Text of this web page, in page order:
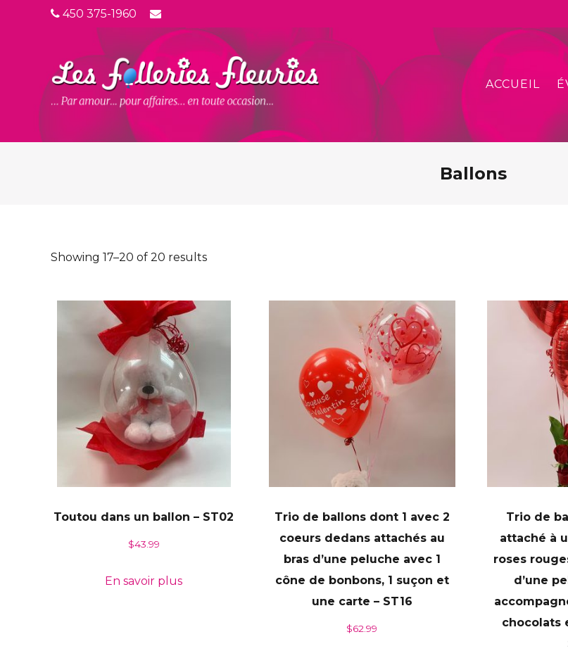
450 375-1960
ACCUEIL
Ballons
Showing 17–20 of 20 results
Toutou dans un ballon – ST02
$43.99
En savoir plus
Trio de ballons dont 1 avec 2
coeurs dedans attachés au
bras d’une peluche avec 1
cône de bonbons, 1 suçon et
une carte – ST16
$62.99
Trio de
attaché à
roses
d’une
chocolats